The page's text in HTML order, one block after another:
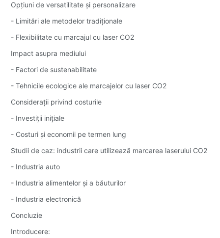
Opțiuni de versatilitate și personalizare
- Limitări ale metodelor tradiționale
- Flexibilitate cu marcajul cu laser CO2
Impact asupra mediului
- Factori de sustenabilitate
- Tehnicile ecologice ale marcajelor cu laser CO2
Considerații privind costurile
- Investiții inițiale
- Costuri și economii pe termen lung
Studii de caz: industrii care utilizează marcarea laserului CO2
- Industria auto
- Industria alimentelor și a băuturilor
- Industria electronică
Concluzie
Introducere: